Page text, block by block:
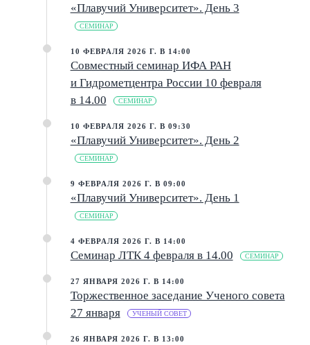
«Плавучий Университет». День 3
СЕМИНАР
10 ФЕВРАЛЯ 2026 Г. В 14:00
Совместный семинар ИФА РАН
и Гидрометцентра России 10 февраля
в 14.00
СЕМИНАР
10 ФЕВРАЛЯ 2026 Г. В 09:30
«Плавучий Университет». День 2
СЕМИНАР
9 ФЕВРАЛЯ 2026 Г. В 09:00
«Плавучий Университет». День 1
СЕМИНАР
4 ФЕВРАЛЯ 2026 Г. В 14:00
Семинар ЛТК 4 февраля в 14.00 СЕМИНАР
27 ЯНВАРЯ 2026 Г. В 14:00
Торжественное заседание Ученого совета
27 января
УЧЕНЫЙ СОВЕТ
26 ЯНВАРЯ 2026 Г. В 13:00